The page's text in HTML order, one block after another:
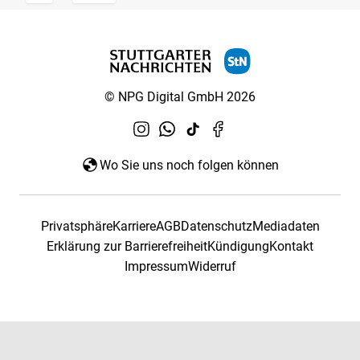
© NPG Digital GmbH 2026
Wo Sie uns noch folgen können
PrivatsphäreKarriereAGBDatenschutzMediadaten
Erklärung zur BarrierefreiheitKündigungKontakt
ImpressumWiderruf